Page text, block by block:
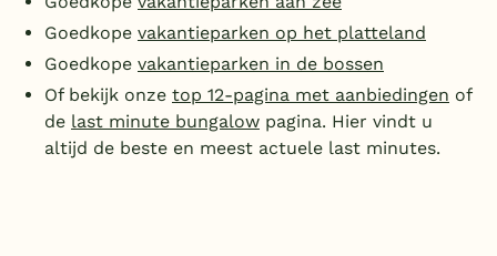
Goedkope vakantieparken op het platteland
Goedkope vakantieparken in de bossen
Of bekijk onze top 12-pagina met aanbiedingen of
de last minute bungalow pagina. Hier vindt u
altijd de beste en meest actuele last minutes.